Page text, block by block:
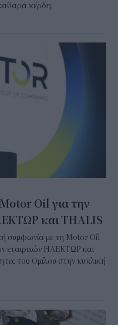
κέρδη.
Oil για την
και THALIS
συμφωνία με τη Motor Oil
εταιρειών ΗΛΕΚΤΩΡ και
του Ομίλου στην κυκλική